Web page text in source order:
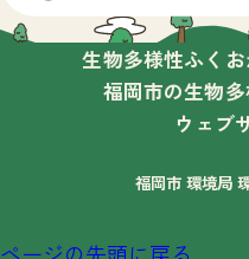
生物多様性ふくお
福岡市の生物
ウェブ
福岡市 環境局